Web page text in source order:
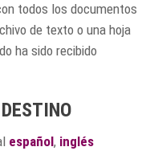
todos los documentos
de texto o una hoja
ha sido recibido
español, inglés